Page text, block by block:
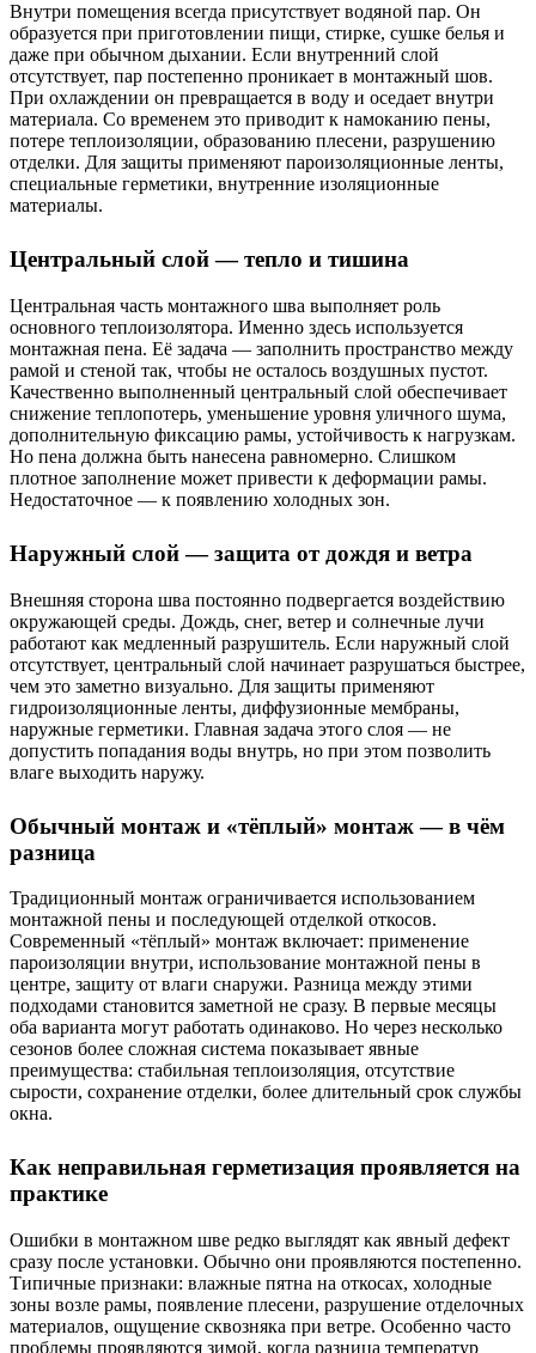
Внутри помещения всегда присутствует водяной пар. Он
образуется при приготовлении пищи, стирке, сушке белья и
даже при обычном дыхании. Если внутренний слой
отсутствует, пар постепенно проникает в монтажный шов.
При охлаждении он превращается в воду и оседает внутри
материала. Со временем это приводит к намоканию пены,
потере теплоизоляции, образованию плесени, разрушению
отделки. Для защиты применяют пароизоляционные ленты,
специальные герметики, внутренние изоляционные
материалы.
Центральный слой — тепло и тишина
Центральная часть монтажного шва выполняет роль
основного теплоизолятора. Именно здесь используется
монтажная пена. Её задача — заполнить пространство между
рамой и стеной так, чтобы не осталось воздушных пустот.
Качественно выполненный центральный слой обеспечивает
снижение теплопотерь, уменьшение уровня уличного шума,
дополнительную фиксацию рамы, устойчивость к нагрузкам.
Но пена должна быть нанесена равномерно. Слишком
плотное заполнение может привести к деформации рамы.
Недостаточное — к появлению холодных зон.
Наружный слой — защита от дождя и ветра
Внешняя сторона шва постоянно подвергается воздействию
окружающей среды. Дождь, снег, ветер и солнечные лучи
работают как медленный разрушитель. Если наружный слой
отсутствует, центральный слой начинает разрушаться быстрее,
чем это заметно визуально. Для защиты применяют
гидроизоляционные ленты, диффузионные мембраны,
наружные герметики. Главная задача этого слоя — не
допустить попадания воды внутрь, но при этом позволить
влаге выходить наружу.
Обычный монтаж и «тёплый» монтаж — в чём
разница
Традиционный монтаж ограничивается использованием
монтажной пены и последующей отделкой откосов.
Современный «тёплый» монтаж включает: применение
пароизоляции внутри, использование монтажной пены в
центре, защиту от влаги снаружи. Разница между этими
подходами становится заметной не сразу. В первые месяцы
оба варианта могут работать одинаково. Но через несколько
сезонов более сложная система показывает явные
преимущества: стабильная теплоизоляция, отсутствие
сырости, сохранение отделки, более длительный срок службы
окна.
Как неправильная герметизация проявляется на
практике
Ошибки в монтажном шве редко выглядят как явный дефект
сразу после установки. Обычно они проявляются постепенно.
Типичные признаки: влажные пятна на откосах, холодные
зоны возле рамы, появление плесени, разрушение отделочных
материалов, ощущение сквозняка при ветре. Особенно часто
проблемы проявляются зимой, когда разница температур